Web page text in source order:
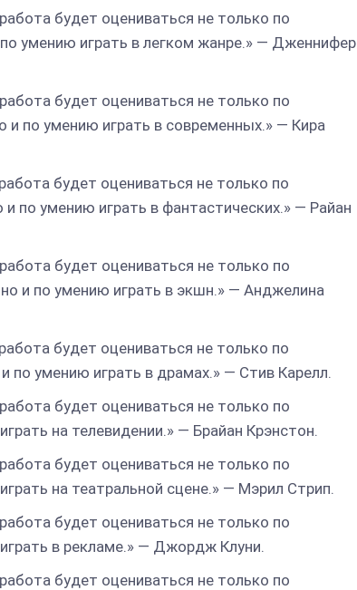
будет оцениваться не только по
умению играть в легком жанре.» — Дженнифер
будет оцениваться не только по
и по умению играть в современных.» — Кира
будет оцениваться не только по
по умению играть в фантастических.» — Райан
будет оцениваться не только по
и по умению играть в экшн.» — Анджелина
будет оцениваться не только по
по умению играть в драмах.» — Стив Карелл.
будет оцениваться не только по
на телевидении.» — Брайан Крэнстон.
будет оцениваться не только по
на театральной сцене.» — Мэрил Стрип.
будет оцениваться не только по
в рекламе.» — Джордж Клуни.
будет оцениваться не только по